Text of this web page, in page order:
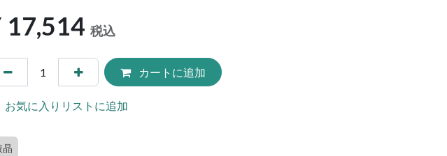
17,514 税込
カートに追加
お気に入りリストに追加
晶